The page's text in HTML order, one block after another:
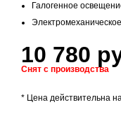
Галогенное
10 780
Снят с производства
* Цена действительна